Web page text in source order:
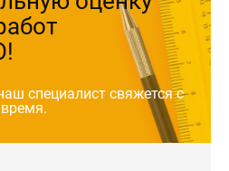
специалист свяжется с